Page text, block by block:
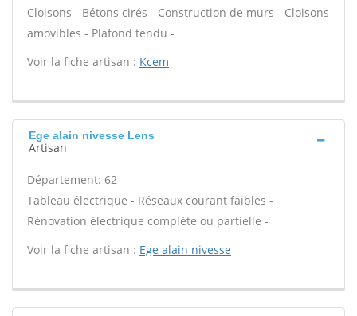
Cloisons - Bétons cirés - Construction de murs - Cloisons
amovibles - Plafond tendu -
Voir la fiche artisan : Kcem
Ege alain nivesse Lens
Artisan
Département: 62
Tableau électrique - Réseaux courant faibles -
Rénovation électrique complète ou partielle -
Voir la fiche artisan : Ege alain nivesse